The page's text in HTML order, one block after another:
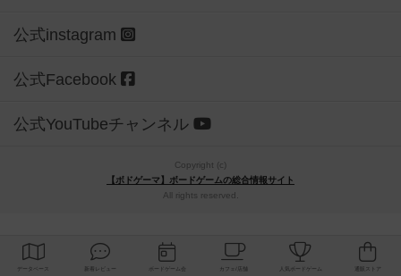
公式instagram
公式Facebook
公式YouTubeチャンネル
Copyright (c)
【ボドゲーマ】ボードゲームの総合情報サイト
All rights reserved.